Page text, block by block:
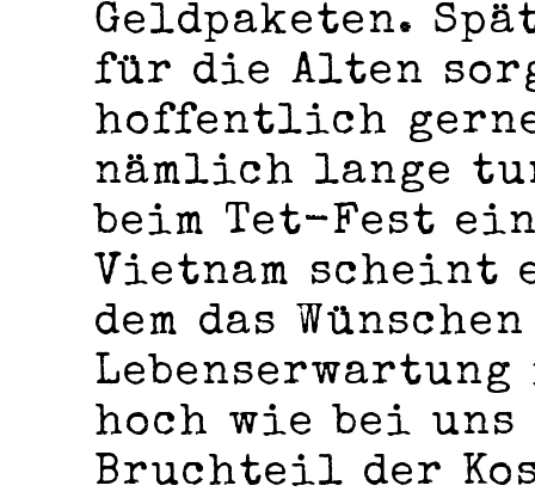
Geldpaketen.
für die Alten
hoffentlich
nämlich lange
beim Tet-Fest
Vietnam scheint
dem das
hoch wie bei uns
Bruchteil der